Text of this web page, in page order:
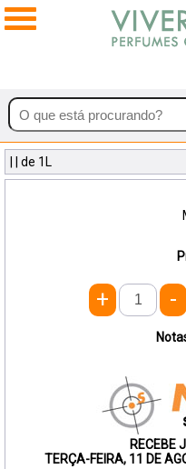
| | de 1L
+ -
RECEBE
TERÇA-FEIRA, 11 DE